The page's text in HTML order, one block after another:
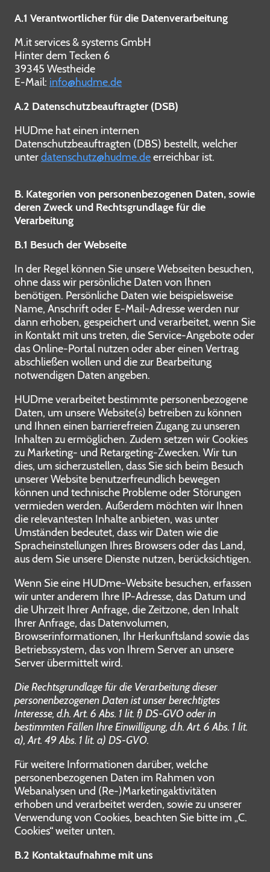
A.1 Verantwortlicher für die Datenverarbeitung
M.it services & systems GmbH
Hinter dem Tecken 6
39345 Westheide
E-Mail: info@hudme.de
A.2 Datenschutzbeauftragter (DSB)
HUDme hat einen internen
Datenschutzbeauftragten (DBS) bestellt, welcher
unterdatenschutz@hudme.deerreichbar ist.
B. Kategorien von personenbezogenen Daten, sowie
deren Zweck und Rechtsgrundlage für die
Verarbeitung
B.1 Besuch der Webseite
In der Regel können Sie unsere Webseiten besuchen,
ohne dass wir persönliche Daten von Ihnen
benötigen. Persönliche Daten wie beispielsweise
Name, Anschrift oder E-Mail-Adresse werden nur
dann erhoben, gespeichert und verarbeitet, wenn Sie
in Kontakt mit uns treten, die Service-Angebote oder
das Online-Portal nutzen oder aber einen Vertrag
abschließen wollen und die zur Bearbeitung
notwendigen Daten angeben.
HUDme verarbeitet bestimmte personenbezogene
Daten, um unsere Website(s) betreiben zu können
und Ihnen einen barrierefreien Zugang zu unseren
Inhalten zu ermöglichen. Zudem setzen wir Cookies
zu Marketing- und Retargeting-Zwecken. Wir tun
dies, um sicherzustellen, dass Sie sich beim Besuch
unserer Website benutzerfreundlich bewegen
können und technische Probleme oder Störungen
vermieden werden. Außerdem möchten wir Ihnen
die relevantesten Inhalte anbieten, was unter
Umständen bedeutet, dass wir Daten wie die
Spracheinstellungen Ihres Browsers oder das Land,
aus dem Sie unsere Dienste nutzen, berücksichtigen.
Wenn Sie eine HUDme-Website besuchen, erfassen
wir unter anderem Ihre IP-Adresse, das Datum und
die Uhrzeit Ihrer Anfrage, die Zeitzone, den Inhalt
Ihrer Anfrage, das Datenvolumen,
Browserinformationen, Ihr Herkunftsland sowie das
Betriebssystem, das von Ihrem Server an unsere
Server übermittelt wird.
Die Rechtsgrundlage für die Verarbeitung dieser
personenbezogenen Daten ist unser berechtigtes
Interesse, d.h. Art. 6 Abs. 1 lit. f) DS-GVO oder in
bestimmten Fällen Ihre Einwilligung, d.h. Art. 6 Abs. 1 lit.
a), Art. 49 Abs. 1 lit. a) DS-GVO.
Für weitere Informationen darüber, welche
personenbezogenen Daten im Rahmen von
Webanalysen und (Re-)Marketingaktivitäten
erhoben und verarbeitet werden, sowie zu unserer
Verwendung von Cookies, beachten Sie bitte im „C.
Cookies“ weiter unten.
B.2 Kontaktaufnahme mit uns